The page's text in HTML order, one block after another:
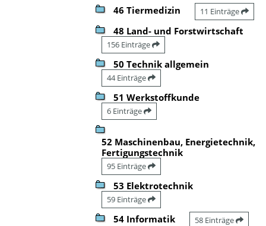
46 Tiermedizin 11 Einträge
48 Land- und Forstwirtschaft
156 Einträge
50 Technik allgemein
44 Einträge
51 Werkstoffkunde
6 Einträge
52 Maschinenbau, Energietechnik,
Fertigungstechnik
95 Einträge
53 Elektrotechnik
59 Einträge
54 Informatik 58 Einträge